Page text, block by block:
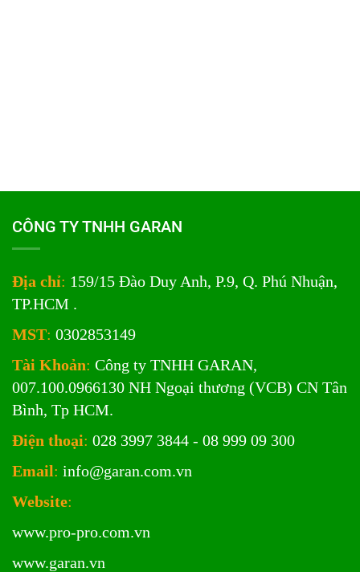
CÔNG TY TNHH GARAN
Địa chỉ: 159/15 Đào Duy Anh, P.9, Q. Phú Nhuận,
TP.HCM .
MST: 0302853149
Tài Khoản: Công ty TNHH GARAN,
007.100.0966130 NH Ngoại thương (VCB) CN Tân
Bình, Tp HCM.
Điện thoại: 028 3997 3844 - 08 999 09 300
Email: info@garan.com.vn
Website:
www.pro-pro.com.vn
www.garan.vn